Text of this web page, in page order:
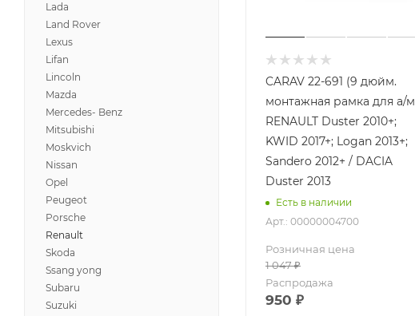
CARAV 22-691 (9 дюйм.
монтажная рамка для а/м
RENAULT Duster 2010+;
KWID 2017+; Logan 2013+;
Sandero 2012+ / DACIA
Duster 2013
Есть в наличии
Арт.: 00000004700
Розничная цена
1 047₽
Распродажа
950 ₽
Lada
Land Rover
Lexus
Lifan
Lincoln
Mazda
Mercedes- Benz
Mitsubishi
Moskvich
Nissan
Opel
Peugeot
Porsche
Renault
Skoda
Ssang yong
Subaru
Suzuki